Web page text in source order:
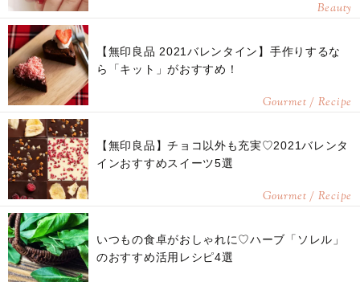
Beauty
【無印良品 2021バレンタイン】手作りするな
ら「キット」がおすすめ！
Gourmet / Recipe
【無印良品】チョコ以外も充実♡2021バレンタ
インおすすめスイーツ5選
Gourmet / Recipe
いつもの食卓がおしゃれに♡ハーブ「ソレル」
のおすすめ活用レシピ4選